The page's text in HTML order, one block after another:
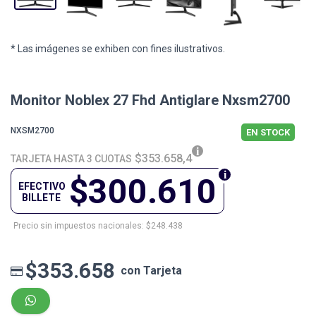
* Las imágenes se exhiben con fines ilustrativos.
Monitor Noblex 27 Fhd Antiglare Nxsm2700
NXSM2700 EN STOCK
TARJETA HASTA 3 CUOTAS $353.658,4
$300.610
EFECTIVO
BILLETE
Precio sin impuestos nacionales: $248.438
$353.658 con Tarjeta